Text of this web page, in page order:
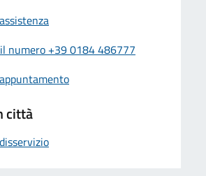
numero +39 0184 486777
città